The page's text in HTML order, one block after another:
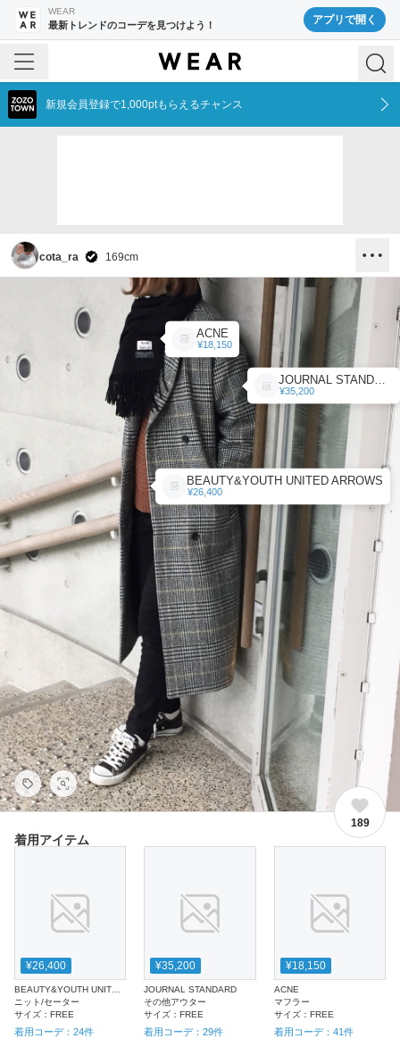
WEAR
最新トレンドのコーデを見つけよう！ アプリで開く
新規会員登録で1,000ptもらえるチャンス
cota_ra 169cm
BEAUTY&YOUTH UNITED ARROWS
¥26,400
JOURNAL STANDARD
¥35,200
ACNE
¥18,150
189
着用アイテム
¥26,400
ニット/セーター
サイズ： FREE
着用コーデ： 24件
¥35,200
JOURNAL STANDARD
その他アウター
サイズ：FREE
着用コーデ：29件
¥18,150
ACNE
マフラー
サイズ： FREE
着用コーデ： 41件